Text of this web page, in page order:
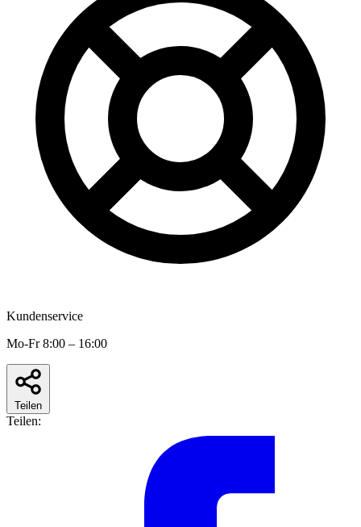
Kundenservice
Mo-Fr 8:00 – 16:00
Teilen
Teilen: